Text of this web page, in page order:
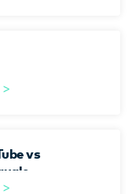
vs
per te?